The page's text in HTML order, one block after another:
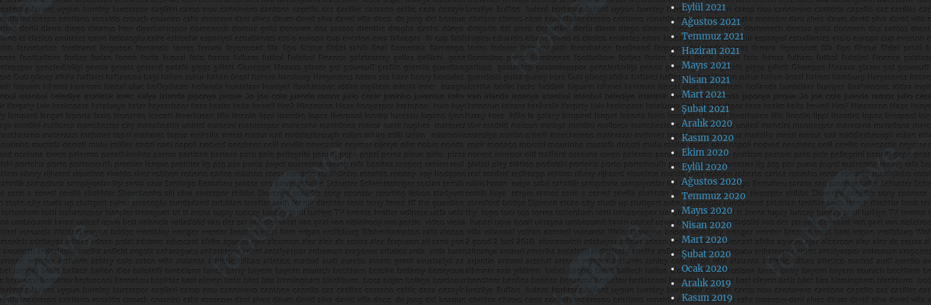
Eylül 2021
Ağustos 2021
Temmuz 2021
Haziran 2021
Mayıs 2021
Nisan 2021
Mart 2021
Şubat 2021
Aralık 2020
Kasım 2020
Ekim 2020
Eylül 2020
Ağustos 2020
Temmuz 2020
Mayıs 2020
Nisan 2020
Mart 2020
Şubat 2020
Ocak 2020
Aralık 2019
Kasım 2019